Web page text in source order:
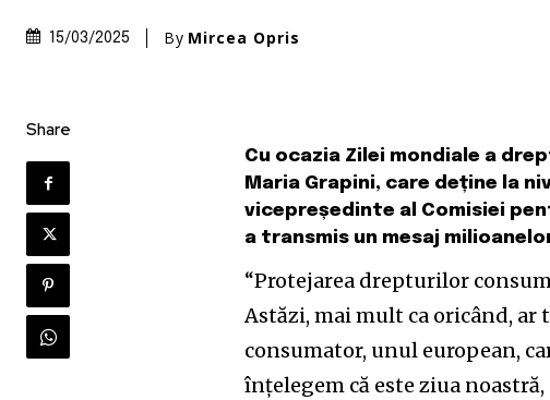
15/03/2025 By Mircea Opris
Share
Cu ocazia Zilei mondiale a
Maria Grapini, care deține la
vicepreședinte al Comisiei
a transmis un mesaj
“Protejarea drepturilor
Astăzi, mai mult ca oricând,
consumator, unul european,
înțelegem că este ziua